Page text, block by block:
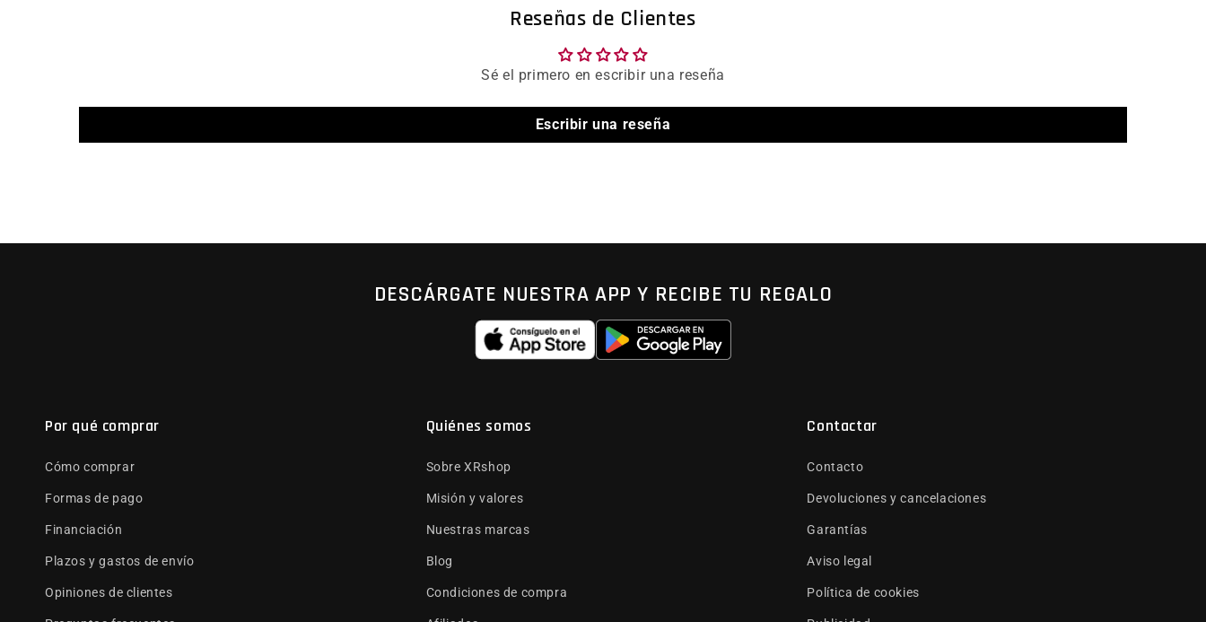
Reseñas de Clientes
Sé el primero en escribir una reseña
Escribir una reseña
DESCÁRGATE NUESTRA APP Y RECIBE TU REGALO
Por qué comprar
Cómo comprar
Formas de pago
Financiación
Plazos y gastos de envío
Opiniones de clientes
Quiénes somos
Sobre XRshop
Misión y valores
Nuestras marcas
Blog
Condiciones de compra
Contactar
Contacto
Devoluciones y cancelaciones
Garantías
Aviso legal
Política de cookies